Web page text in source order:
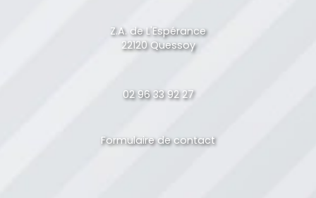
Z.A. de L'Espérance
22120 Quessoy
02 96 33 92 27
Formulaire de contact